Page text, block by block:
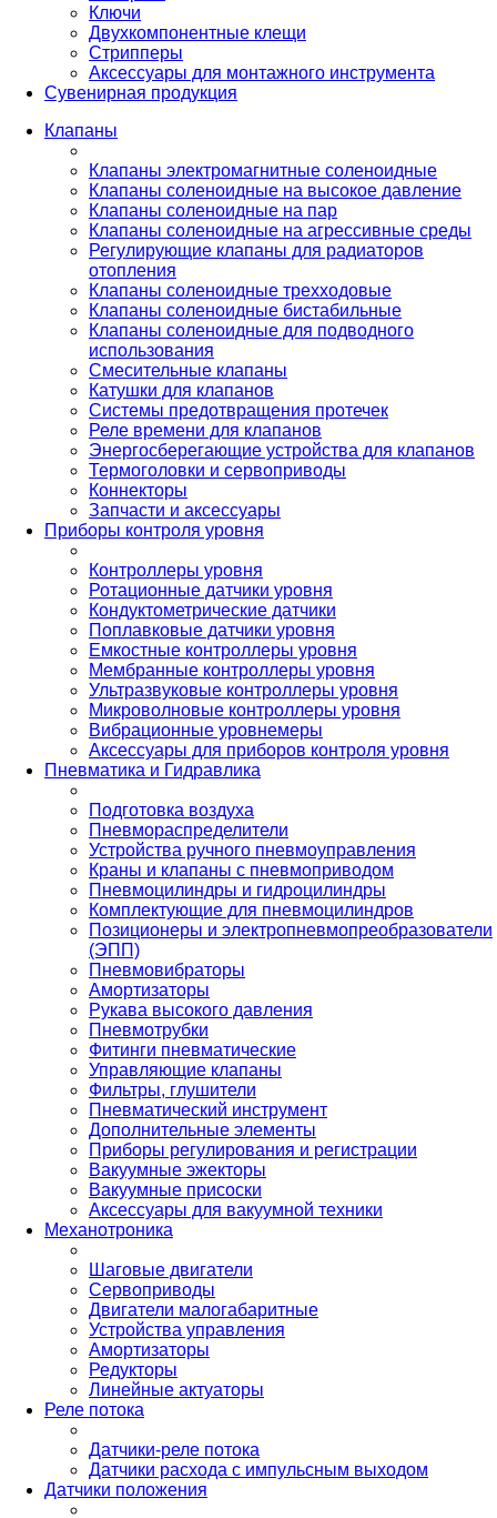
Ключи
Двухкомпонентные клещи
Стрипперы
Аксессуары для монтажного инструмента
Сувенирная продукция
Клапаны
Клапаны электромагнитные соленоидные
Клапаны соленоидные на высокое давление
Клапаны соленоидные на пар
Клапаны соленоидные на агрессивные среды
Регулирующие клапаны для радиаторов
отопления
Клапаны соленоидные трехходовые
Клапаны соленоидные бистабильные
Клапаны соленоидные для подводного
использования
Смесительные клапаны
Катушки для клапанов
Системы предотвращения протечек
Реле времени для клапанов
Энергосберегающие устройства для клапанов
Термоголовки и сервоприводы
Коннекторы
Запчасти и аксессуары
Приборы контроля уровня
Контроллеры уровня
Ротационные датчики уровня
Кондуктометрические датчики
Поплавковые датчики уровня
Емкостные контроллеры уровня
Мембранные контроллеры уровня
Ультразвуковые контроллеры уровня
Микроволновые контроллеры уровня
Вибрационные уровнемеры
Аксессуары для приборов контроля уровня
Пневматика и Гидравлика
Подготовка воздуха
Пневмораспределители
Устройства ручного пневмоуправления
Краны и клапаны с пневмоприводом
Пневмоцилиндры и гидроцилиндры
Комплектующие для пневмоцилиндров
Позиционеры и электропневмопреобразователи
(ЭПП)
Пневмовибраторы
Амортизаторы
Рукава высокого давления
Пневмотрубки
Фитинги пневматические
Управляющие клапаны
Фильтры, глушители
Пневматический инструмент
Дополнительные элементы
Приборы регулирования и регистрации
Вакуумные эжекторы
Вакуумные присоски
Аксессуары для вакуумной техники
Механотроника
Шаговые двигатели
Сервоприводы
Двигатели малогабаритные
Устройства управления
Амортизаторы
Редукторы
Линейные актуаторы
Реле потока
Датчики-реле потока
Датчики расхода с импульсным выходом
Датчики положения